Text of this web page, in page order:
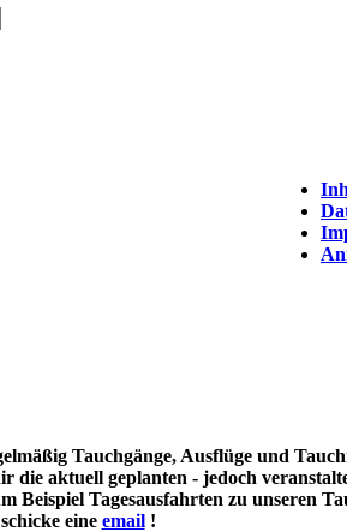
Tauchgänge, Ausflüge und
die aktuell geplanten - jedoch
Beispiel Tagesausfahrten zu unseren
eine email!